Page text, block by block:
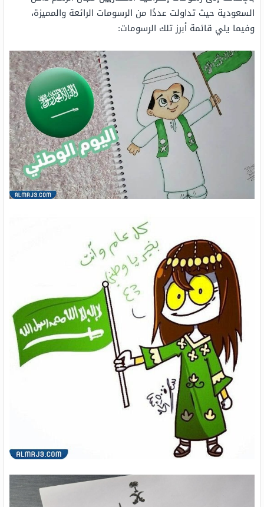
السعودية حيث تداولت عددًا من الرسومات الرائعة والمميزة،
وفيما يلي قائمة أبرز تلك الرسومات: